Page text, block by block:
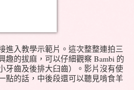
進入教學示範片。這次整整連拍三
趣的拔麻，可以仔細觀察 Bambi 的
牙齒及後排大臼齒）。影片沒有使
點的話，中後段還可以聽見啃食羊